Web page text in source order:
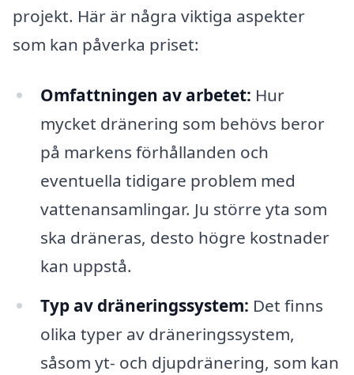
projekt. Här är några viktiga aspekter
som kan påverka priset:
Omfattningen av arbetet: Hur
mycket dränering som behövs beror
på markens förhållanden och
eventuella tidigare problem med
vattenansamlingar. Ju större yta som
ska dräneras, desto högre kostnader
kan uppstå.
Typ av dräneringssystem: Det finns
olika typer av dräneringssystem,
såsom yt- och djupdränering, som kan